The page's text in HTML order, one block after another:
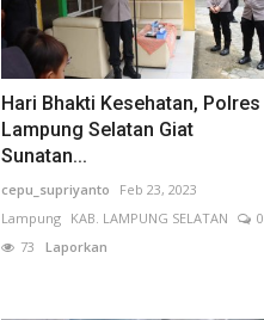
Hari Bhakti Kesehatan, Polres
Lampung Selatan Giat
Sunatan...
cepu_supriyanto
Feb 23, 2023
Lampung
KAB. LAMPUNG SELATAN
0
73 Laporkan